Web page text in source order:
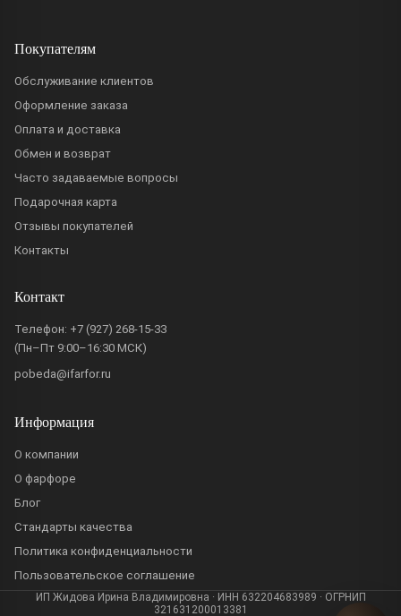
Покупателям
Обслуживание клиентов
Оформление заказа
Оплата и доставка
Обмен и возврат
Часто задаваемые вопросы
Подарочная карта
Отзывы покупателей
Контакты
Контакт
Телефон: +7 (927) 268-15-33
(Пн–Пт 9:00–16:30 МСК)
pobeda@ifarfor.ru
Информация
О компании
О фарфоре
Блог
Стандарты качества
Политика конфиденциальности
Пользовательское соглашение
ИП Жидова Ирина Владимировна · ИНН 632204683989 · ОГРНИП
321631200013381